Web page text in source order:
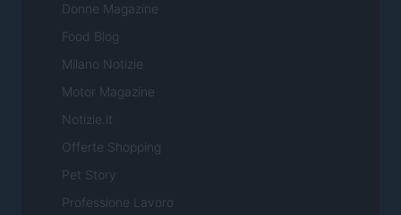
Donne Magazine
Food Blog
Milano Notizie
Motor Magazine
Notizie.it
Offerte Shopping
Pet Story
Professione Lavoro